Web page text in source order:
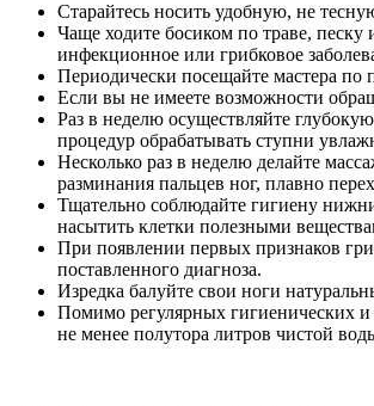
Старайтесь носить удобную, не
Чаще ходите босиком по траве, песку
инфекционное или грибковое
Периодически посещайте мастера по
Если вы не имеете возможности
Раз в неделю осуществляйте
процедур обрабатывать ступни
Несколько раз в неделю делайте
разминания пальцев ног, плавно
Тщательно соблюдайте гигиену
насытить клетки полезными
При появлении первых признаков
поставленного диагноза.
Изредка балуйте свои ноги
Помимо регулярных гигиенических и
не менее полутора литров чистой